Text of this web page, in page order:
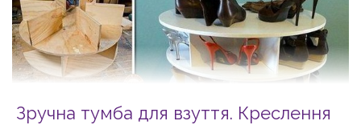
Зручна тумба для взуття. Креслення